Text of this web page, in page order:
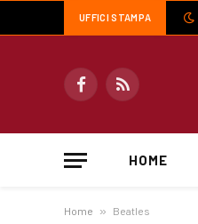
UFFICI STAMPA
FacebookRSS
HOME
Home » Beatles